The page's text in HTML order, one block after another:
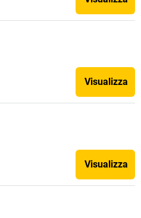
Visualizza
Visualizza